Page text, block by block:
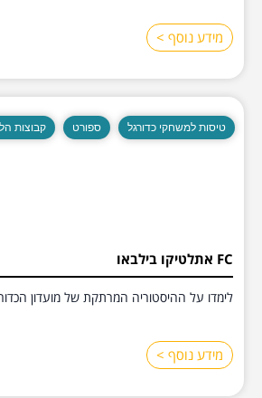
מידע נוסף >
טיסות למשחקי כדורגל ספורט קבוצות
FC אתלטיקו בילבאו
לימדו על ההיסטוריה המרתקת של מועדון
מידע נוסף >